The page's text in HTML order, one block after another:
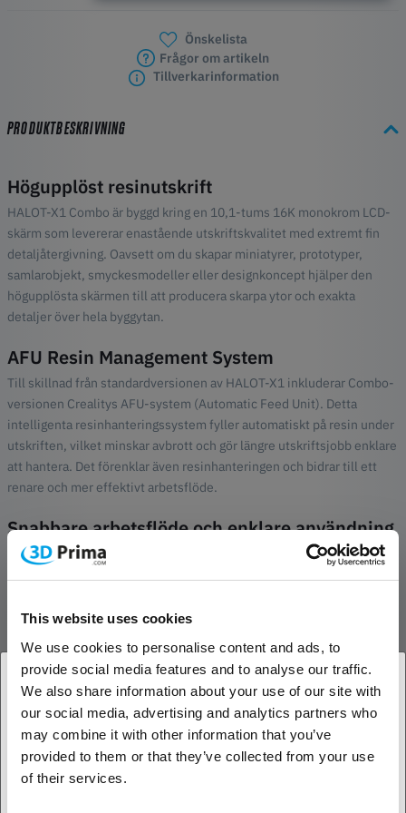
This website uses cookies
We use cookies to personalise content and ads, to
provide social media features and to analyse our traffic.
We also share information about your use of our site with
our social media, advertising and analytics partners who
may combine it with other information that you’ve
provided to them or that they’ve collected from your use
of their services.
Snabbfästad byggplatta för enklare borttagning av modeller
Önskelista
Frågor om artikeln
Tillverkarinformation
PRODUKTBESKRIVNING
Högupplöst resinutskrift
HALOT-X1 Combo är byggd kring en 10,1-tums 16K monokrom LCD-
skärm som levererar enastående utskriftskvalitet med extremt fin
detaljåtergivning. Oavsett om du skapar miniatyrer, prototyper,
samlarobjekt, smyckesmodeller eller designkoncept hjälper den
högupplösta skärmen till att producera skarpa ytor och exakta
detaljer över hela byggytan.
AFU Resin Management System
Till skillnad från standardversionen av HALOT-X1 inkluderar Combo-
versionen Crealitys AFU-system (Automatic Feed Unit). Detta
intelligenta resinhanteringssystem fyller automatiskt på resin under
utskriften, vilket minskar avbrott och gör längre utskriftsjobb enklare
att hantera. Det förenklar även resinhanteringen och bidrar till ett
renare och mer effektivt arbetsflöde.
Snabbare arbetsflöde och enklare användning
HALOT-X1 Combo är utformad för att minska förberedelsetiden och
kalibreringsprocedurer. En snabbfästad byggplatta gör
kladd som ofta förknippas med resinutskrifter.
Intelligent utskriftsupplevelse
När skrivaren används tillsammans med kompatibla Creality-resiner
kan den automatiskt identifiera resinprofiler via RFID-teknik och
hämta optimerade utskriftsparametrar. Detta förenklar installationen
och kan bidra till jämnare resultat mellan olika utskrifter.
1. Är du en företagskund eller en privatkund?
Företagskund